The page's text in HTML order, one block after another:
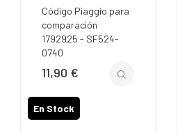
Código Piaggio para
comparación
1792925 - SF524-
0740
Precio
11,90 €
En Stock